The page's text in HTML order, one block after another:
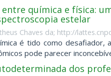
química e física:
estelar
Chaves da; http://
é tido como
pode parecer
dos